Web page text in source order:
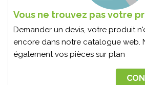
Vous ne trouvez pas votre
Demander un devis, votre produit
encore dans notre catalogue web.
également vos pièces sur plan